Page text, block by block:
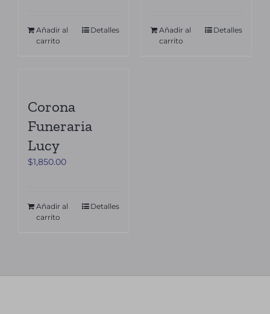
Añadir al
carrito
Detalles
Añadir al
carrito
Detalles
Corona
Funeraria
Lucy
$1,850.00
Añadir al
carrito
Detalles